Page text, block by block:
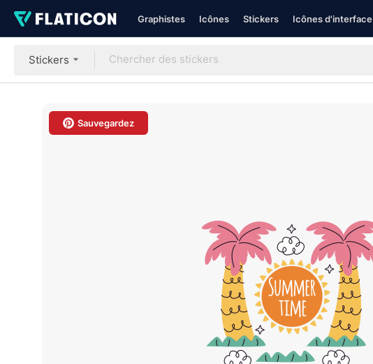
Graphistes Icônes Stickers Icônes d'interface
Stickers
Sauvegardez